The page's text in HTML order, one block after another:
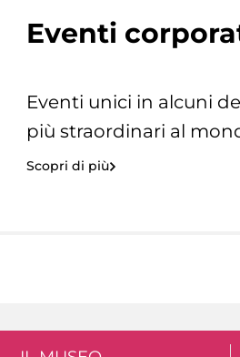
Eventi
Eventi unici in alcuni
più straordinari al
Scopri di più